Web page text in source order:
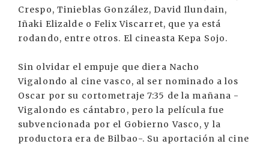
Crespo, Tinieblas González, David Ilundain,
Iñaki Elizalde o Felix Viscarret, que ya está
rodando, entre otros. El cineasta Kepa Sojo.
Sin olvidar el empuje que diera Nacho
Vigalondo al cine vasco, al ser nominado a los
Oscar por su cortometraje 7:35 de la mañana -
Vigalondo es cántabro, pero la película fue
subvencionada por el Gobierno Vasco, y la
productora era de Bilbao-. Su aportación al cine